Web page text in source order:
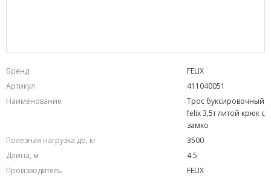
Бренд
FELIX
Артикул
411040051
Наименование
Трос буксировочный
felix 3,5т литой крюк с
замко
Полезная нагрузка до, кг
3500
Длина, м
4.5
Производитель
FELIX